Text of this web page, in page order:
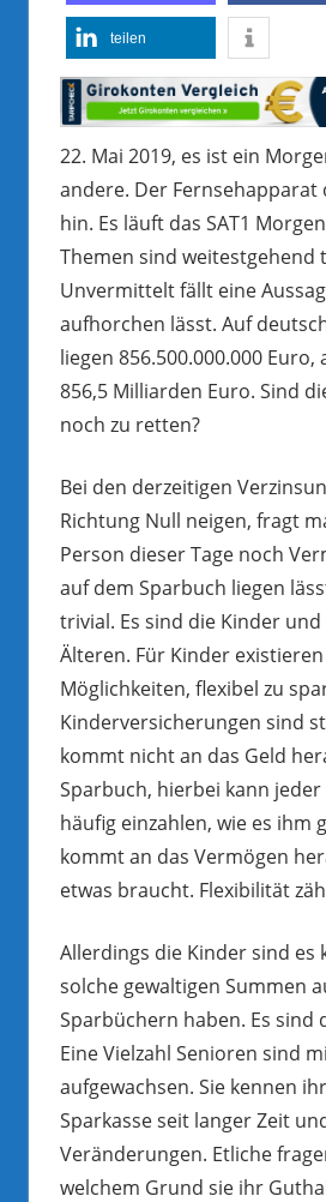
teilen
22. Mai 2019, es ist ein
andere. Der Fernsehapparat
hin. Es läuft das SAT1
Themen sind weitestgehend
Unvermittelt fällt eine
aufhorchen lässt. Auf
liegen 856.500.000.000
856,5 Milliarden Euro. Sind
noch zu retten?
Bei den derzeitigen
Richtung Null neigen, fragt
Person dieser Tage noch
auf dem Sparbuch liegen
trivial. Es sind die Kinder
Älteren. Für Kinder
Möglichkeiten, flexibel zu
Kinderversicherungen sind
kommt nicht an das Geld
Sparbuch, hierbei kann
häufig einzahlen, wie es ihm
kommt an das Vermögen
etwas braucht. Flexibilität
Allerdings die Kinder sind es
solche gewaltigen Summen
Sparbüchern haben. Es sind
Eine Vielzahl Senioren sind
aufgewachsen. Sie kennen
Sparkasse seit langer Zeit
Veränderungen. Etliche
welchem Grund sie ihr